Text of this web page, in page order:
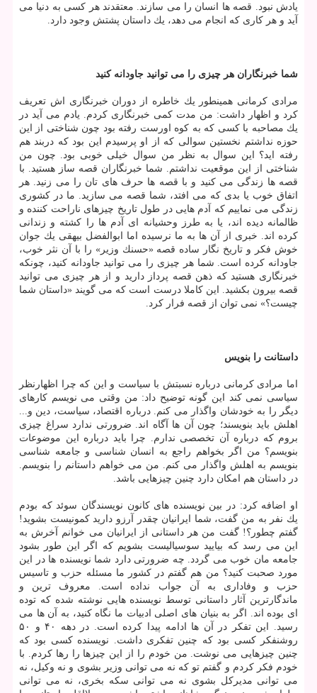
یادش نبود. قصه ها انسان را می سازند. معتقدند هر كسی به دنیا می
آید و هر كاری كه انجام می دهد، یك داستان پشتش وجود دارد.
شما خبرنگاران هر چیزی را می توانید جاودانه كنید
مرادی كرمانی همینطور یك خاطره از دوران خبرنگاری اش تعریف
كرد و اظهار داشت: من مدت كمی خبرنگاری كردم. یادم می آید در
یك مصاحبه با كسی كه به كوه اورست رفته بود چون شناختی از این
حوزه نداشتم نخستین سوالی كه از او پرسیدم این بود كه دربند هم
رفته اید؟ این سوال به نظر من سوال خیلی خوبی بود. چون من
شناختی از این موقعیت نداشتم. شما خبرنگاران قصه ساز هستید. با
قصه ها زندگی می كنید و با قصه ها حرف های تان را می زنید. هر
اتفاق خوب یا بدی كه می افتد، شما قصه می سازید. ما در كشوری
زندگی می نماییم كه آدم هایی در طول تاریخ چیزهای ناراحت كننده و
ظالمانه دیده اند، یا به طرز وحشیانه ای آدم ها را كشته و زندانی
كرده اند. خبری از آن ها به ما نرسیده اما ابوالفضل بیهقی یك جوان
خوش فكر و تاریخ نگار ساده قصه «حسنك وزیر» را با آن نثر خوب،
جاودانه كرده است. شما هر چیزی را می توانید جاودانه كنید، چونكه
خبرنگاری هستید كه ذهن قصه پرداز دارید و از هر چیزی می توانید
قصه بیرون بكشید. این كاملا درست است كه می گویند «داستان شما
چیست؟» نمی توان از قصه فرار كرد.
داستانت را بنویس
اما مرادی كرمانی درباره نسبتش با سیاست و این كه چرا اظهارنظر
سیاسی نمی كند این گونه توضیح داد: من وقتی می نویسم كارهای
دیگر را به خودشان واگذار می كنم. درباره اقتصاد، سیاست، دین و...
اهلش باید بنویسند؛ چون آن ها آگاه اند. ضرورتی ندارد سراغ چیزی
بروم كه درباره آن تخصصی ندارم. چرا باید درباره این موضوعات
بنویسم؟ من اگر بخواهم راجع به انسان شناسی و جامعه شناسی
بنویسم به اهلش واگذار می كنم. من می خواهم داستانم را بنویسم.
در داستان هم امكان دارد چنین چیزهایی باشد.
او اضافه كرد: در بین نویسنده های كانون نویسندگان سوئد كه بودم
یك نفر به من گفت، شما ایرانیان چقدر آرزو دارید كمونیست بشوید!
گفتم چطور؟! گفت من هر داستانی از ایرانیان می خوانم آخرش به
این می رسد كه بیایید سوسیالیست بشویم كه اگر این طور بشود
جامعه مان خوب می گردد. چه ضرورتی دارد شما نویسنده ها در این
مورد صحبت كنید؟ من هم گفتم در كشور ما مسئله حزب و تاسیس
حزب و وفاداری به آن جواب نداده است. معروف ترین و
ماندگارترین آثار داستانی توسط نویسنده هایی نوشته شده كه توده
ای بوده اند. اگر به بنیان های اصلی ادبیات ما نگاه كنید، به آن ها می
رسید. این تفكر در آن ها ادامه پیدا كرده است. در دهه ۴۰ و ۵۰
روشنفكر كسی بود كه چنین تفكری داشت. نویسنده كسی بود كه
چنین چیزهایی می نوشت. من خودم را از این چیزها را رها كردم. با
خودم فكر كردم و گفتم تو كه نه می توانی وزیر بشوی و نه وكیل، نه
می توانی مدیركل بشوی نه می توانی سكه بخری، نه می توانی